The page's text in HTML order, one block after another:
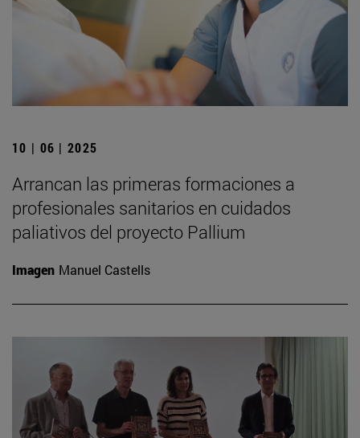
10 | 06 | 2025
Arrancan las primeras formaciones a
profesionales sanitarios en cuidados
paliativos del proyecto Pallium
Imagen Manuel Castells